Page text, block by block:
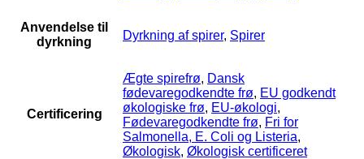
Anvendelse til
dyrkning
Dyrkning af spirer, Spirer
Certificering
Ægte spirefrø, Dansk
fødevaregodkendte frø, EU godkendt
økologiske frø, EU-økologi,
Fødevaregodkendte frø, Fri for
Salmonella, E. Coli og Listeria,
Økologisk, Økologisk certificeret